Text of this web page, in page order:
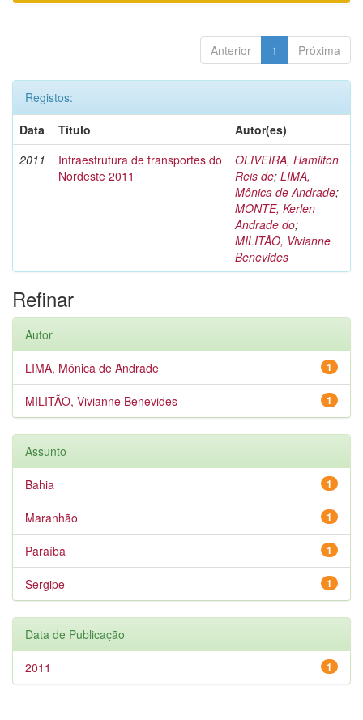
Anterior 1 Próxima
Registos:
Data
Título
Autor(es)
2011
Infraestrutura de transportes do
Nordeste 2011
OLIVEIRA, Hamilton
Reis de; LIMA,
Mônica de Andrade;
MONTE, Kerlen
Andrade do;
MILITÃO, Vivianne
Benevides
Refinar
Autor
1
LIMA, Mônica de Andrade
1
MILITÃO, Vivianne Benevides
Assunto
1
Bahia
1
Maranhão
1
Paraíba
1
Sergipe
Data de Publicação
1
2011